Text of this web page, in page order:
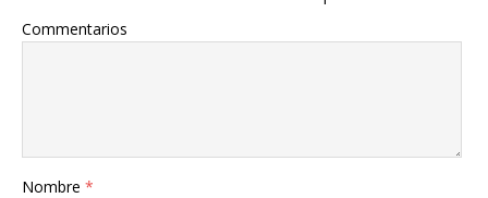
Commentarios
Nombre *